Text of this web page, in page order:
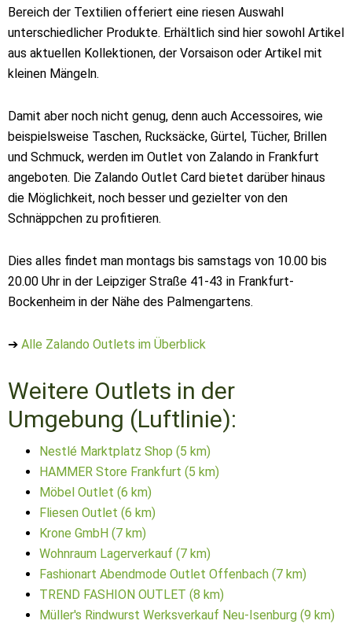
Bereich der Textilien offeriert eine riesen Auswahl
unterschiedlicher Produkte. Erhältlich sind hier sowohl Artikel
aus aktuellen Kollektionen, der Vorsaison oder Artikel mit
kleinen Mängeln.
Damit aber noch nicht genug, denn auch Accessoires, wie
beispielsweise Taschen, Rucksäcke, Gürtel, Tücher, Brillen
und Schmuck, werden im Outlet von Zalando in Frankfurt
angeboten. Die Zalando Outlet Card bietet darüber hinaus
die Möglichkeit, noch besser und gezielter von den
Schnäppchen zu profitieren.
Dies alles findet man montags bis samstags von 10.00 bis
20.00 Uhr in der Leipziger Straße 41-43 in Frankfurt-
Bockenheim in der Nähe des Palmengartens.
➔ Alle Zalando Outlets im Überblick
Weitere Outlets in der
Umgebung (Luftlinie):
Nestlé Marktplatz Shop (5 km)
HAMMER Store Frankfurt (5 km)
Möbel Outlet (6 km)
Fliesen Outlet (6 km)
Krone GmbH (7 km)
Wohnraum Lagerverkauf (7 km)
Fashionart Abendmode Outlet Offenbach (7 km)
TREND FASHION OUTLET (8 km)
Müller's Rindwurst Werksverkauf Neu-Isenburg (9 km)